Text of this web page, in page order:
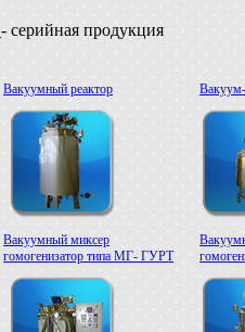
- серийная продукция
Вакуумный реактор
Вакуумный миксер
гомогенизатор типа МГ- ГУРТ